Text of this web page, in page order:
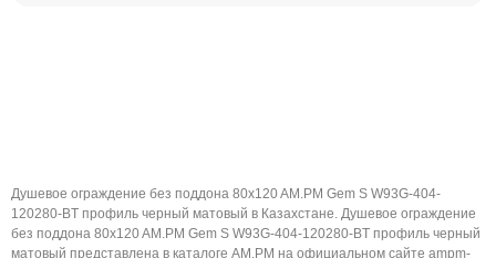
Душевое ограждение без поддона 80x120 AM.PM Gem S W93G-404-
120280-BT профиль черный матовый в Казахстане. Душевое ограждение
без поддона 80x120 AM.PM Gem S W93G-404-120280-BT профиль черный
матовый представлена в каталоге AM.PM на официальном сайте ampm-